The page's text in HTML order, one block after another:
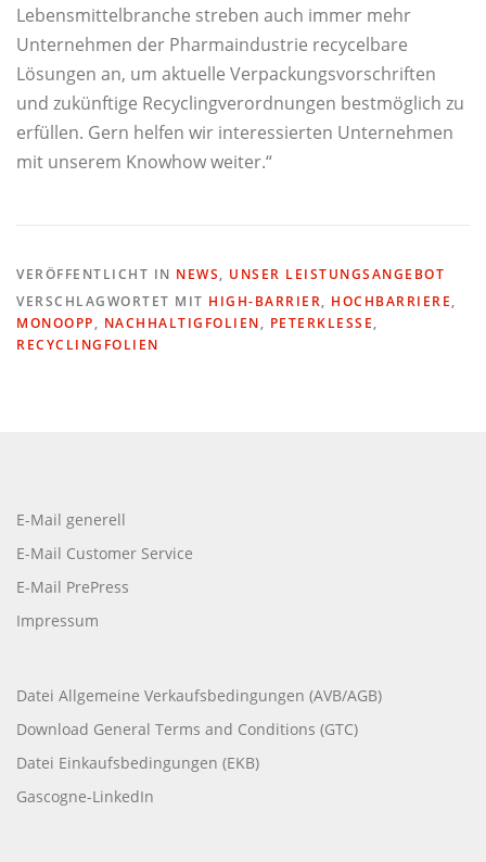
Lebensmittelbranche streben auch immer mehr
Unternehmen der Pharmaindustrie recycelbare
Lösungen an, um aktuelle Verpackungsvorschriften
und zukünftige Recyclingverordnungen bestmöglich zu
erfüllen. Gern helfen wir interessierten Unternehmen
mit unserem Knowhow weiter.“
VERÖFFENTLICHT IN NEWS, UNSER LEISTUNGSANGEBOT
VERSCHLAGWORTET MIT HIGH-BARRIER, HOCHBARRIERE,
MONOOPP, NACHHALTIGFOLIEN, PETERKLESSE,
RECYCLINGFOLIEN
E-Mail generell
E-Mail Customer Service
E-Mail PrePress
Impressum
Datei Allgemeine Verkaufsbedingungen (AVB/AGB)
Download General Terms and Conditions (GTC)
Datei Einkaufsbedingungen (EKB)
Gascogne-LinkedIn